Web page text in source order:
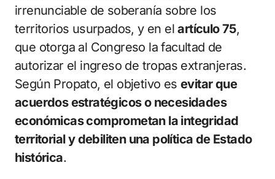
irrenunciable de soberanía sobre los
territorios usurpados, y en elartículo 75,
que otorga al Congreso la facultad de
autorizar el ingreso de tropas extranjeras.
Según Propato, el objetivo es evitar que
acuerdos estratégicos o necesidades
económicas comprometan la integridad
territorial y debiliten una política de Estado
histórica.